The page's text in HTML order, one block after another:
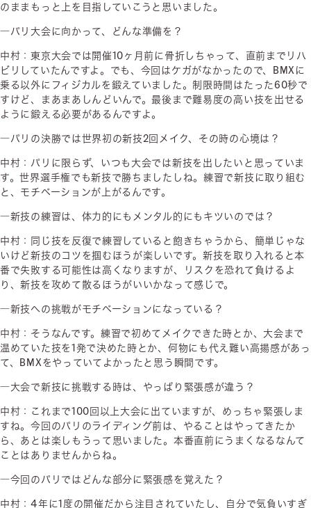
のままもっと上を目指していこうと思いました。
―パリ大会に向かって、どんな準備を？
中村：東京大会では開催10ヶ月前に骨折しちゃって、直前までリハ
ビリしていたんですよ。でも、今回はケガがなかったので、BMXに
乗る以外にフィジカルを鍛えていました。制限時間はたった60秒で
すけど、まあまあしんどいんで。最後まで難易度の高い技を出せる
ように鍛える必要があるんですよ。
―パリの決勝では世界初の新技2回メイク、その時の心境は？
中村：パリに限らず、いつも大会では新技を出したいと思っていま
す。世界選手権でも新技で勝ちましたしね。練習で新技に取り組む
と、モチベーションが上がるんです。
―新技の練習は、体力的にもメンタル的にもキツいのでは？
中村：同じ技を反復で練習していると飽きちゃうから、簡単じゃな
いけど新技のコツを掴むほうが楽しいです。新技を取り入れると本
番で失敗する可能性は高くなりますが、リスクを恐れて負けるよ
り、新技を攻めて散るほうがいいかなって感じで。
―新技への挑戦がモチベーションになっている？
中村：そうなんです。練習で初めてメイクできた時とか、大会まで
温めていた技を1発で決めた時とか、何物にも代え難い高揚感があっ
て、BMXをやっていてよかったと思う瞬間です。
―大会で新技に挑戦する時は、やっぱり緊張感が違う？
中村：これまで100回以上大会に出ていますが、めっちゃ緊張しま
すね。今回のパリのライディング前は、やることはやってきたか
ら、あとは楽しもうって思いました。本番直前にうまくなるなんて
ことはありませんからね。
―今回のパリではどんな部分に緊張感を覚えた？
中村：4年に1度の開催だから注目されていたし、自分で気負いすぎ